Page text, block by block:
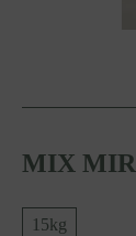
MIX
15kg